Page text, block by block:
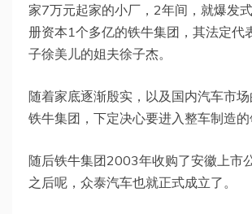
家7万元起家的小厂，2年间，就爆发
册资本1个多亿的铁牛集团，其法定代
子徐美儿的姐夫徐子杰。
随着家底逐渐殷实，以及国内汽车市场
铁牛集团，下定决心要进入整车制造的
随后铁牛集团2003年收购了安徽上市
之后呢，众泰汽车也就正式成立了。